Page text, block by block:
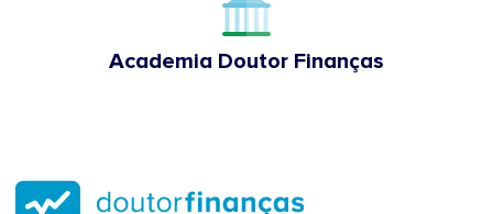
Academia Doutor Finanças